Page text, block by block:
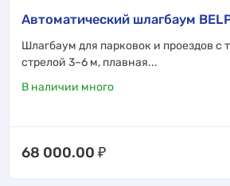
Автоматический шлагбаум
Шлагбаум для парковок и проездов с
стрелой 3–6 м, плавная...
В наличии много
68 000.00 ₽